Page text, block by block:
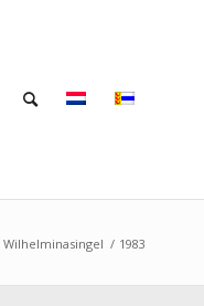
Wilhelminasingel / 1983